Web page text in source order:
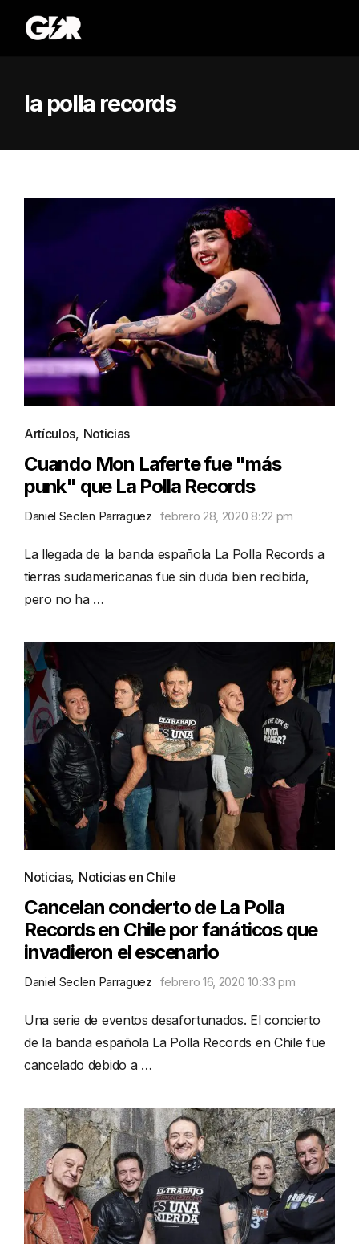
la polla records
Artículos, Noticias
Cuando Mon Laferte fue "más
punk" que La Polla Records
Daniel Seclen Parraguez febrero 28, 2020 8:22 pm
La llegada de la banda española La Polla Records a
tierras sudamericanas fue sin duda bien recibida,
pero no ha …
Noticias, Noticias en Chile
Cancelan concierto de La Polla
Records en Chile por fanáticos que
invadieron el escenario
Daniel Seclen Parraguez febrero 16, 2020 10:33 pm
Una serie de eventos desafortunados. El concierto
de la banda española La Polla Records en Chile fue
cancelado debido a …